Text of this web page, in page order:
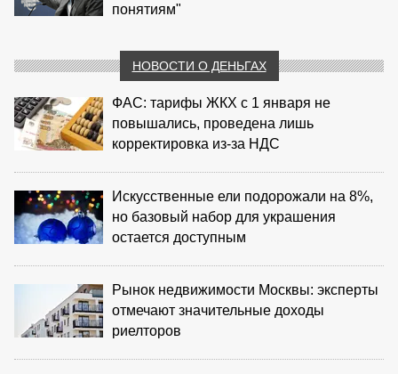
понятиям"
НОВОСТИ О ДЕНЬГАХ
ФАС: тарифы ЖКХ с 1 января не
повышались, проведена лишь
корректировка из‑за НДС
Искусственные ели подорожали на 8%,
но базовый набор для украшения
остается доступным
Рынок недвижимости Москвы: эксперты
отмечают значительные доходы
риелторов